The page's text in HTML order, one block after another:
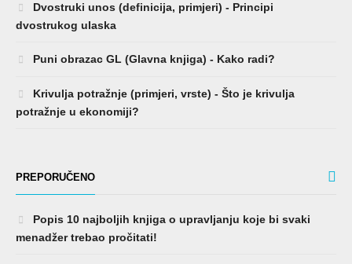
Dvostruki unos (definicija, primjeri) - Principi
dvostrukog ulaska
Puni obrazac GL (Glavna knjiga) - Kako radi?
Krivulja potražnje (primjeri, vrste) - Što je krivulja
potražnje u ekonomiji?
PREPORUČENO
Popis 10 najboljih knjiga o upravljanju koje bi svaki
menadžer trebao pročitati!